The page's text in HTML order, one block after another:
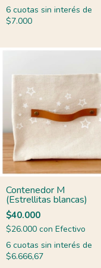
6 cuotas sin interés de
$7.000
Contenedor M
(Estrellitas blancas)
$40.000
$26.000 con Efectivo
6 cuotas sin interés de
$6.666,67